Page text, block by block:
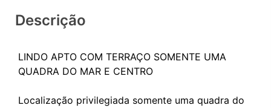
Descrição
LINDO APTO COM TERRAÇO SOMENTE UMA
QUADRA DO MAR E CENTRO
Localização privilegiada somente uma quadra do